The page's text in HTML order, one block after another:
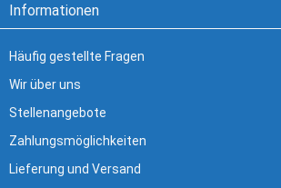
Informationen
Häufig gestellte Fragen
Wir über uns
Stellenangebote
Zahlungsmöglichkeiten
Lieferung und Versand